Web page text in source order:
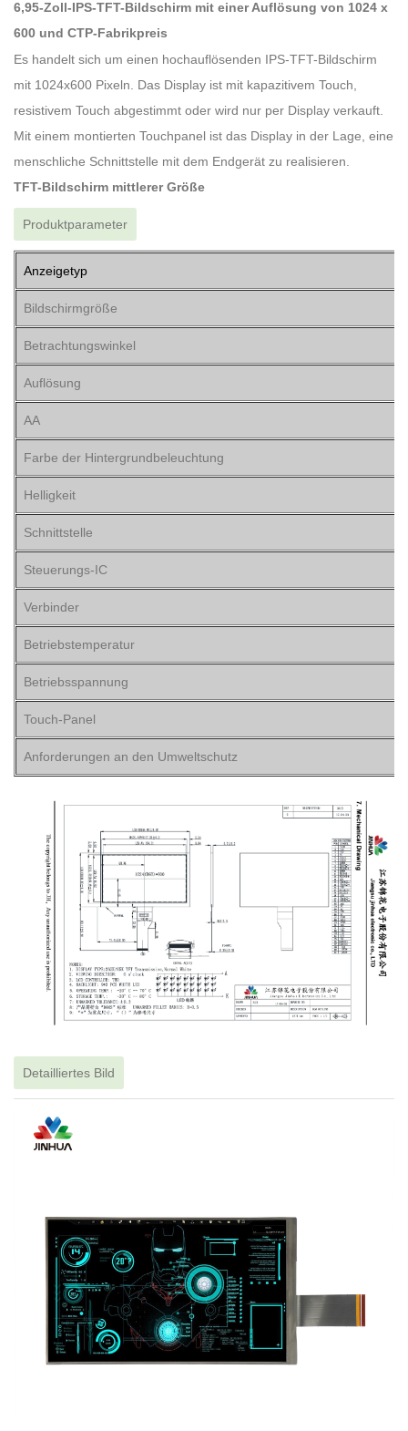
6,95-Zoll-IPS-TFT-Bildschirm mit einer Auflösung von 1024 x
600 und CTP-Fabrikpreis
Es handelt sich um einen hochauflösenden IPS-TFT-Bildschirm
mit 1024x600 Pixeln. Das Display ist mit kapazitivem Touch,
resistivem Touch abgestimmt oder wird nur per Display verkauft.
Mit einem montierten Touchpanel ist das Display in der Lage, eine
menschliche Schnittstelle mit dem Endgerät zu realisieren.
TFT-Bildschirm mittlerer Größe
Produktparameter
Anzeigetyp
Bildschirmgröße
Betrachtungswinkel
Auflösung
AA
Farbe der Hintergrundbeleuchtung
Helligkeit
Schnittstelle
Steuerungs-IC
Verbinder
Betriebstemperatur
Betriebsspannung
Touch-Panel
Anforderungen an den Umweltschutz
Detailliertes Bild